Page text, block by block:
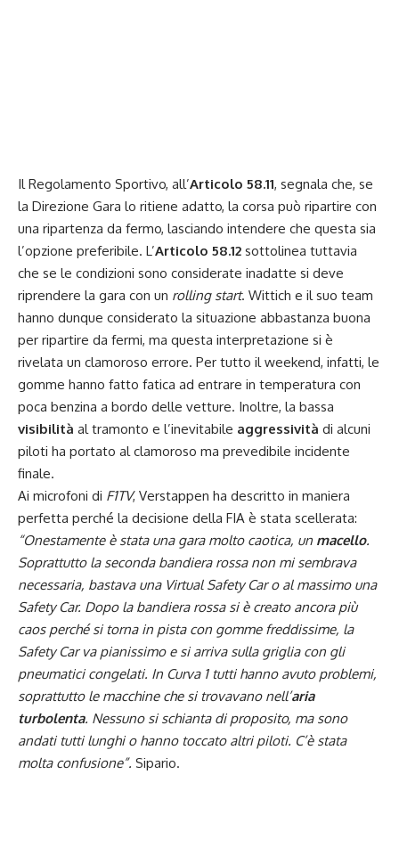
Il Regolamento Sportivo, all’Articolo 58.11, segnala che, se
la Direzione Gara lo ritiene adatto, la corsa può ripartire con
una ripartenza da fermo, lasciando intendere che questa sia
l’opzione preferibile. L’Articolo 58.12 sottolinea tuttavia
che se le condizioni sono considerate inadatte si deve
riprendere la gara con un rolling start. Wittich e il suo team
hanno dunque considerato la situazione abbastanza buona
per ripartire da fermi, ma questa interpretazione si è
rivelata un clamoroso errore. Per tutto il weekend, infatti, le
gomme hanno fatto fatica ad entrare in temperatura con
poca benzina a bordo delle vetture. Inoltre, la bassa
visibilità al tramonto e l’inevitabile aggressività di alcuni
piloti ha portato al clamoroso ma prevedibile incidente
finale.
Ai microfoni di F1TV, Verstappen ha descritto in maniera
perfetta perché la decisione della FIA è stata scellerata:
“Onestamente è stata una gara molto caotica, un macello.
Soprattutto la seconda bandiera rossa non mi sembrava
necessaria, bastava una Virtual Safety Car o al massimo una
Safety Car. Dopo la bandiera rossa si è creato ancora più
caos perché si torna in pista con gomme freddissime, la
Safety Car va pianissimo e si arriva sulla griglia con gli
pneumatici congelati. In Curva 1 tutti hanno avuto problemi,
soprattutto le macchine che si trovavano nell’aria
turbolenta. Nessuno si schianta di proposito, ma sono
andati tutti lunghi o hanno toccato altri piloti. C’è stata
molta confusione”. Sipario.